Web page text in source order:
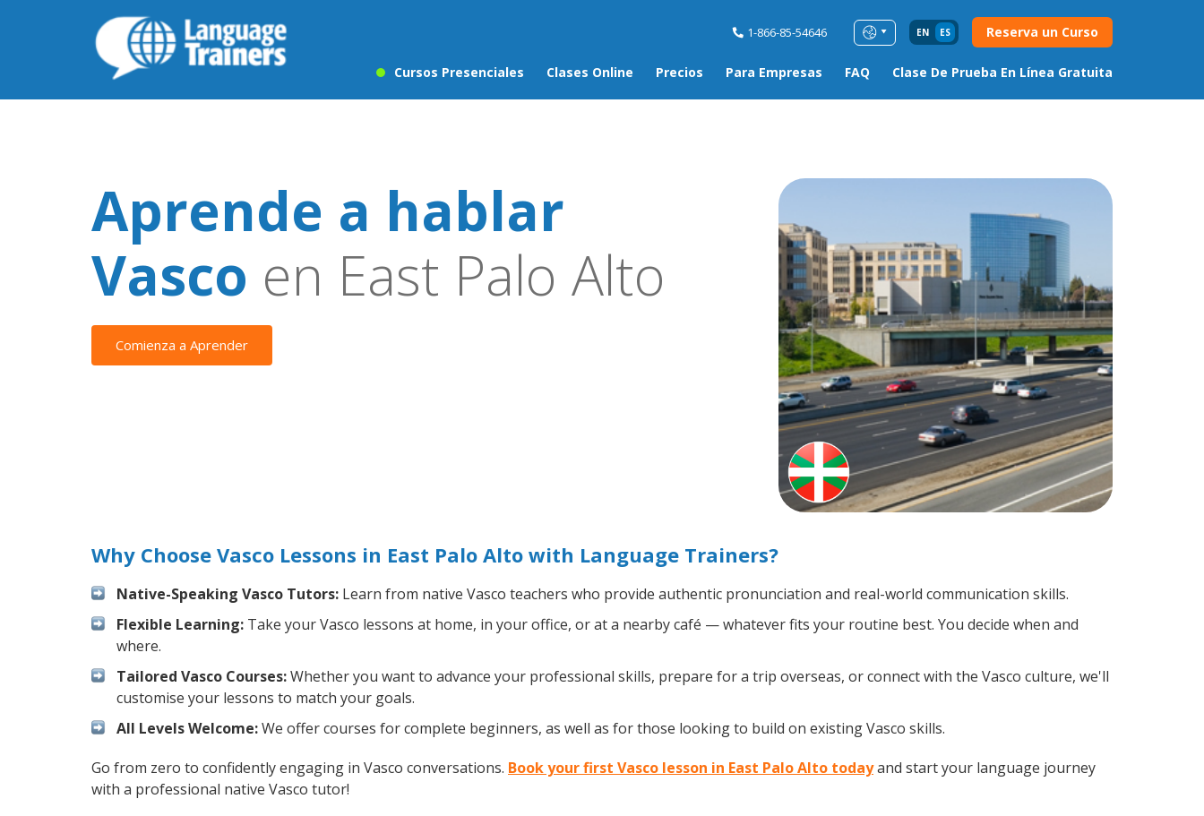
1-866-85-54646 EN ES Reserva un Curso
Cursos Presenciales Clases Online Precios Para Empresas FAQ Clase De Prueba En Línea Gratuita
Aprende a hablar
Vasco en East Palo Alto
Comienza a Aprender
Why Choose Vasco Lessons in East Palo Alto with Language Trainers?
Native-Speaking Vasco Tutors: Learn from native Vasco teachers who provide authentic pronunciation and real-world communication skills.
Flexible Learning: Take your Vasco lessons at home, in your office, or at a nearby café — whatever fits your routine best. You decide when and
where.
Tailored Vasco Courses:Whether you want to advance your professional skills, prepare for a trip overseas, or connect with the Vasco culture, we'll
customise your lessons to match your goals.
All Levels Welcome:We offer courses for complete beginners, as well as for those looking to build on existing Vasco skills.
Go from zero to confidently engaging in Vasco conversations. Book your first Vasco lesson in East Palo Alto todayand start your language journey
with a professional native Vasco tutor!